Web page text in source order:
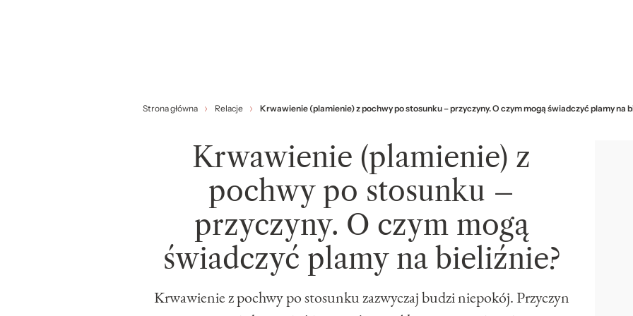
Strona główna Relacje Krwawienie (plamienie) z pochwy po stosunku – przyczyny. O czym mogą świadczyć plamy na
Krwawienie (plamienie) z
pochwy po stosunku –
przyczyny. O czym mogą
świadczyć plamy na bieliźnie?
Krwawienie z pochwy po stosunku zazwyczaj budzi niepokój. Przyczyn